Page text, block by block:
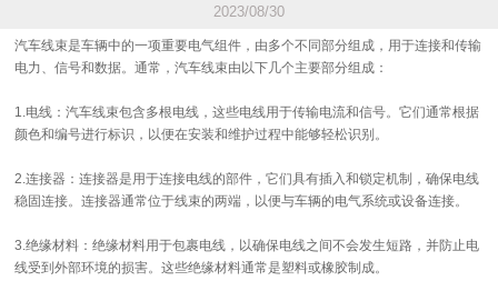
2023/08/30
汽车线束是车辆中的一项重要电气组件，由多个不同部分组成，用于连接和传输
电力、信号和数据。通常，汽车线束由以下几个主要部分组成：
1.电线：汽车线束包含多根电线，这些电线用于传输电流和信号。它们通常根据
颜色和编号进行标识，以便在安装和维护过程中能够轻松识别。
2.连接器：连接器是用于连接电线的部件，它们具有插入和锁定机制，确保电线
稳固连接。连接器通常位于线束的两端，以便与车辆的电气系统或设备连接。
3.绝缘材料：绝缘材料用于包裹电线，以确保电线之间不会发生短路，并防止电
线受到外部环境的损害。这些绝缘材料通常是塑料或橡胶制成。